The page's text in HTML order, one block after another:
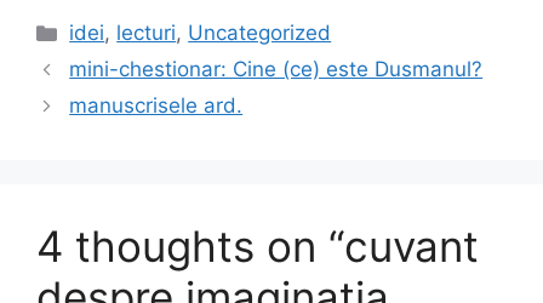
c
e
b
k
st
o
d
ai
l
ar
e
Categories
idei, lecturi, Uncategorized
mini-chestionar: Cine (ce) este Dusmanul?
manuscrisele ard.
4 thoughts on “cuvant